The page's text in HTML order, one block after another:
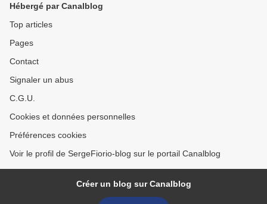
Hébergé par Canalblog
Top articles
Pages
Contact
Signaler un abus
C.G.U.
Cookies et données personnelles
Préférences cookies
Voir le profil de SergeFiorio-blog sur le portail Canalblog
Créer un blog sur Canalblog